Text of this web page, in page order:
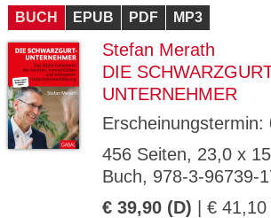
BUCH EPUB PDF MP3
Stefan Merath
DIE
UNTERNEHMER
Erscheinungstermin:
456 Seiten, 23,0 x
Buch, 978-3-96739-
€ 39,90 (D) | €